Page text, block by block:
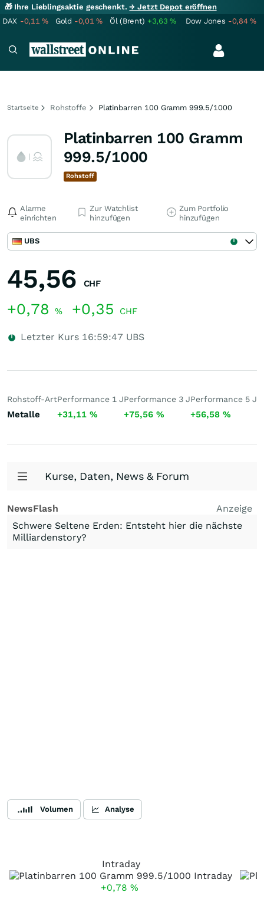
🎁 Ihre Lieblingsaktie geschenkt.→ Jetzt Depot eröffnen
DAX -0,11% Gold -0,01% Öl (Brent) +3,63% Dow Jones -0,84%
Startseite Rohstoffe Platinbarren 100 Gramm 999.5/1000
Platinbarren 100 Gramm
999.5/1000
Rohstoff
Alarme
einrichten
Zur Watchlist
hinzufügen
Zum Portfolio
hinzufügen
UBS
45,56 CHF
+0,78 % +0,35 CHF
Letzter Kurs 16:59:47 UBS
Rohstoff-Art
Metalle
Performance 1 J
+31,11 %
Performance 3 J
+75,56 %
Performance 5 J
+56,58 %
Kurse, Daten, News & Forum
NewsFlash
Anzeige
Schwere Seltene Erden: Entsteht hier die nächste
Milliardenstory?
Volumen Analyse
Intraday
+0,78 %